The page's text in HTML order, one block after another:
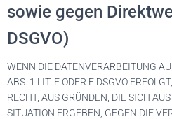
sowie gegen
DSGVO)
WENN DIE DATENVERARBEITUNG
ABS. 1 LIT. E ODER F DSGVO
RECHT, AUS GRÜNDEN, DIE SICH
SITUATION ERGEBEN, GEGEN DIE